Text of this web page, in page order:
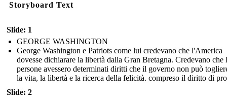
Storyboard Text
Slide: 1
GEORGE WASHINGTON
George Washington e Patriots come lui credevano che l'America
dovesse dichiarare la libertà dalla Gran Bretagna. Credevano che
persone avessero determinati diritti che il governo non può
la vita, la libertà e la ricerca della felicità. compreso il diritto di
Slide: 2